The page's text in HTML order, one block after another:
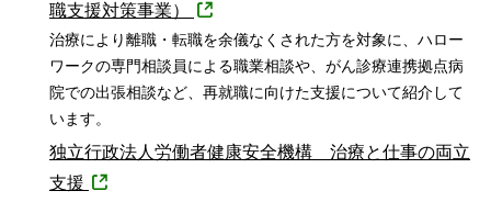
職支援対策事業）
治療により離職・転職を余儀なくされた方を対象に、ハロー
ワークの専門相談員による職業相談や、がん診療連携拠点病
院での出張相談など、再就職に向けた支援について紹介して
います。
独立行政法人労働者健康安全機構 治療と仕事の両立
支援